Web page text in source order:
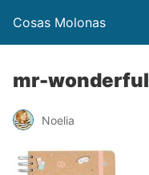
Cosas Molonas
mr-
Noelia